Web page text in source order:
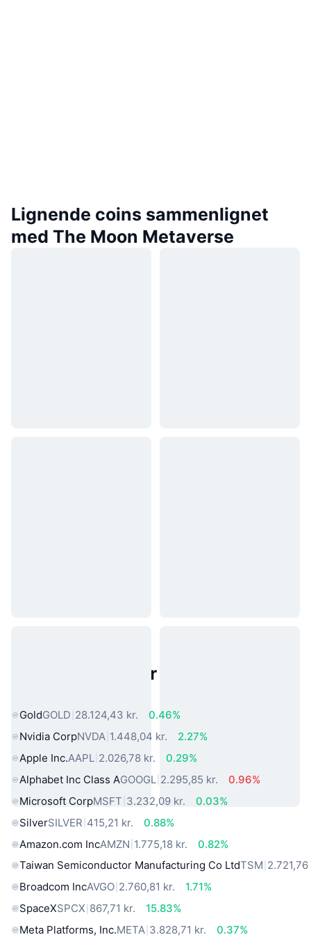
Lignende coins sammenlignet
med The Moon Metaverse
Populære aktiver fra den virkelige
GoldGOLD 28.124,43 kr.
0.46%
Nvidia CorpNVDA 1.448,04 kr.
2.27%
Apple Inc.AAPL 2.026,78 kr.
0.29%
Alphabet Inc Class AGOOGL 2.295,85 kr.
0.96%
Microsoft CorpMSFT 3.232,09 kr.
0.03%
SilverSILVER 415,21 kr.
0.88%
Amazon.com IncAMZN 1.775,18 kr.
0.82%
Taiwan Semiconductor Manufacturing Co LtdTSM 2.721,76
Broadcom IncAVGO 2.760,81 kr.
1.71%
SpaceXSPCX 867,71 kr.
15.83%
Meta Platforms, Inc.META 3.828,71 kr.
0.37%